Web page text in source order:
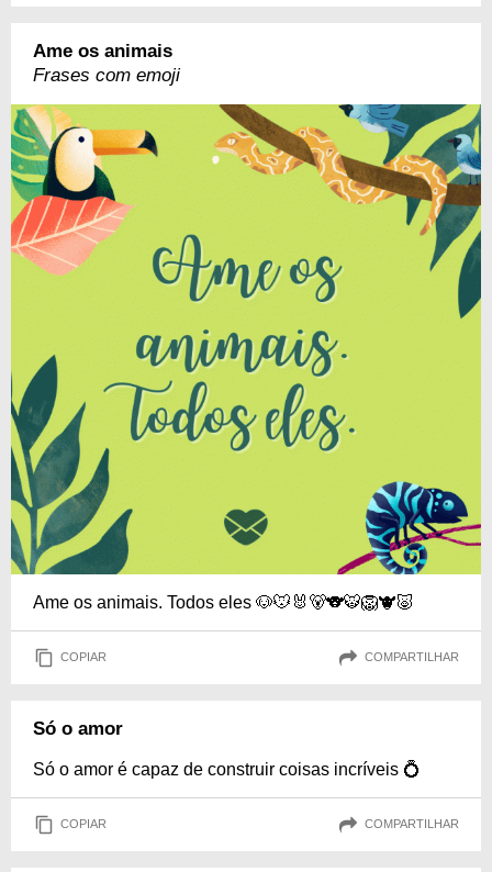
Ame os animais
Frases com emoji
Ame os animais. Todos eles 🐶🐭🐰🐻🐨🐯🦁🐮🐷
COPIAR COMPARTILHAR
Só o amor
Só o amor é capaz de construir coisas incríveis 💍
COPIAR COMPARTILHAR